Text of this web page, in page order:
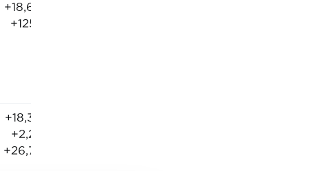
+18,66
+125
+18,39
+2,2
+26,73